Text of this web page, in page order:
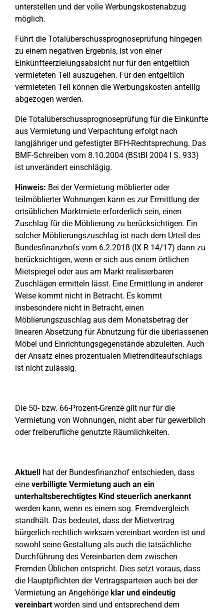
unterstellen und der volle Werbungskostenabzug
möglich.
Führt die Totalüberschussprognoseprüfung hingegen
zu einem negativen Ergebnis, ist von einer
Einkünfteerzielungsabsicht nur für den entgeltlich
vermieteten Teil auszugehen. Für den entgeltlich
vermieteten Teil können die Werbungskosten anteilig
abgezogen werden.
Die Totalüberschussprognoseprüfung für die Einkünfte
aus Vermietung und Verpachtung erfolgt nach
langjähriger und gefestigter BFH-Rechtsprechung. Das
BMF-Schreiben vom 8.10.2004 (BStBl 2004 I S. 933)
ist unverändert einschlägig.
Hinweis: Bei der Vermietung möblierter oder
teilmöblierter Wohnungen kann es zur Ermittlung der
ortsüblichen Marktmiete erforderlich sein, einen
Zuschlag für die Möblierung zu berücksichtigen. Ein
solcher Möblierungszuschlag ist nach dem Urteil des
Bundesfinanzhofs vom 6.2.2018 (IX R 14/17) dann zu
berücksichtigen, wenn er sich aus einem örtlichen
Mietspiegel oder aus am Markt realisierbaren
Zuschlägen ermitteln lässt. Eine Ermittlung in anderer
Weise kommt nicht in Betracht. Es kommt
insbesondere nicht in Betracht, einen
Möblierungszuschlag aus dem Monatsbetrag der
linearen Absetzung für Abnutzung für die überlassenen
Möbel und Einrichtungsgegenstände abzuleiten. Auch
der Ansatz eines prozentualen Mietrenditeaufschlags
ist nicht zulässig.
Die 50- bzw. 66-Prozent-Grenze gilt nur für die
Vermietung von Wohnungen, nicht aber für gewerblich
oder freiberufliche genutzte Räumlichkeiten.
Aktuell hat der Bundesfinanzhof entschieden, dass
eine verbilligte Vermietung auch an ein
unterhaltsberechtigtes Kind steuerlich anerkannt
werden kann, wenn es einem sog. Fremdvergleich
standhält. Das bedeutet, dass der Mietvertrag
bürgerlich-rechtlich wirksam vereinbart worden ist und
sowohl seine Gestaltung als auch die tatsächliche
Durchführung des Vereinbarten dem zwischen
Fremden Üblichen entspricht. Dies setzt voraus, dass
die Hauptpflichten der Vertragsparteien auch bei der
Vermietung an Angehörige klar und eindeutig
vereinbartworden sind und entsprechend dem